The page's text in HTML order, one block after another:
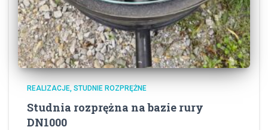
REALIZACJE STUDNIE ROZPRĘŻNE
Studnia rozprężna na bazie rury
DN1000